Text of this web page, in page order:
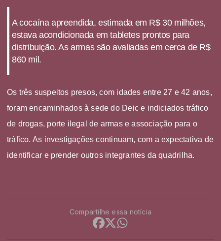
A cocaína apreendida, estimada em R$ 30 milhões,
estava acondicionada em tabletes prontos para
distribuição. As armas são avaliadas em cerca de R$
860 mil.
Os três suspeitos presos, com idades entre 27 e 42 anos,
foram encaminhados à sede do Deic e indiciados tráfico
de drogas, porte ilegal de armas e associação para o
tráfico. As investigações continuam, com a expectativa de
identificar e prender outros integrantes da quadrilha.
Compartilhe essa notícia